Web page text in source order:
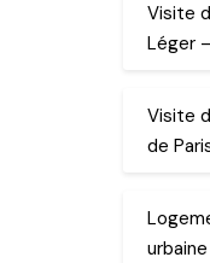
Visite
Léger
Visite
de